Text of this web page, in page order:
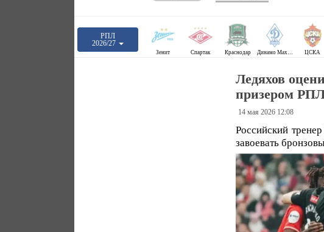
РПЛ
2026/27
Зенит Спартак Краснодар Динамо Махачкала ЦСКА
Ледяхов
призером
14 мая 2026 12:08
Российский
завоевать